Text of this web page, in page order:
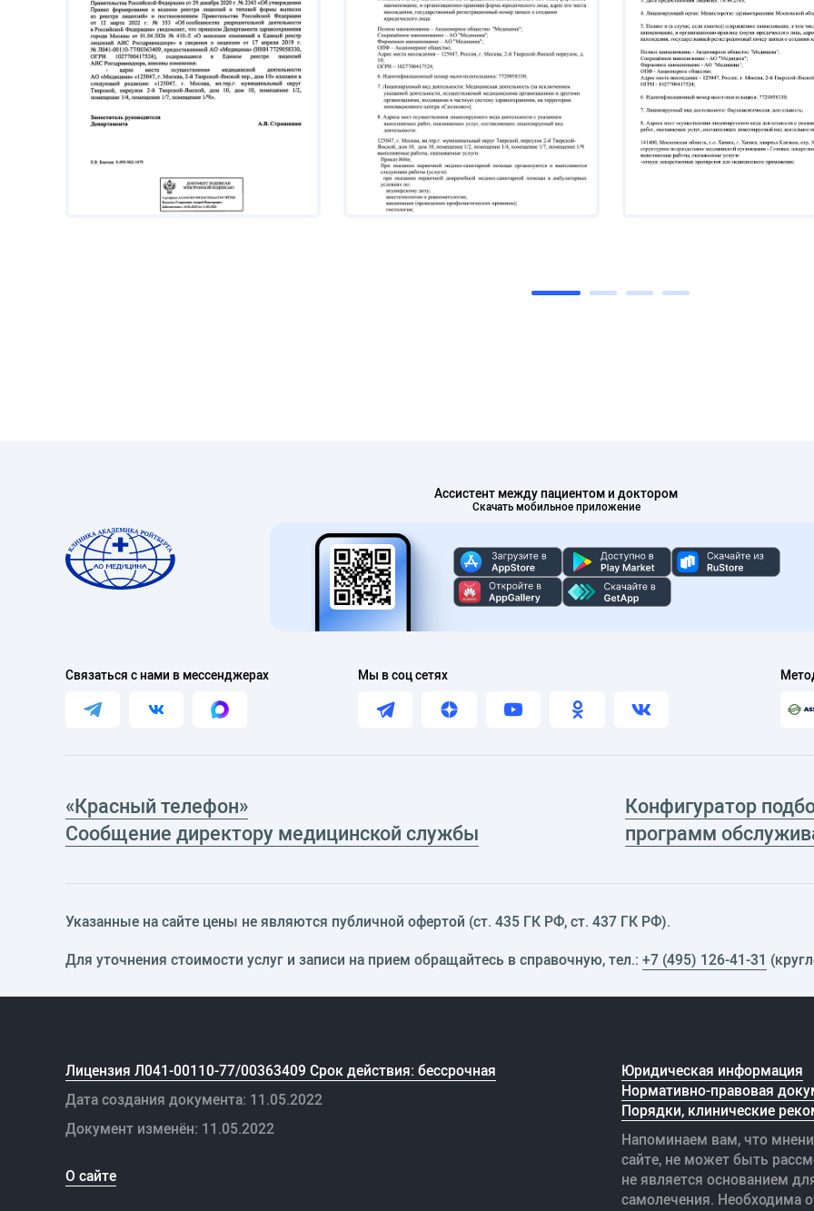
Ассистент между пациентом и доктором
Скачать мобильное приложение
Связаться с нами в мессенджерах Мы в соц сетях
«Красный телефон»
Сообщение директору медицинской службы
Конфигуратор
программ
Указанные на сайте цены не являются публичной офертой (ст. 435 ГК РФ, cт. 437 ГК РФ).
Для уточнения стоимости услуг и записи на прием обращайтесь в справочную, тел.: +7 (495) 126-41-31
Лицензия Л041-00110-77/00363409 Срок действия: бессрочная
Дата создания документа: 11.05.2022
Документ изменён: 11.05.2022
О сайте
Юридическая информация
Нормативно-правовая
Порядки, клинические
Напоминаем вам, что
сайте, не может быть
не является основанием
самолечения. Необходима